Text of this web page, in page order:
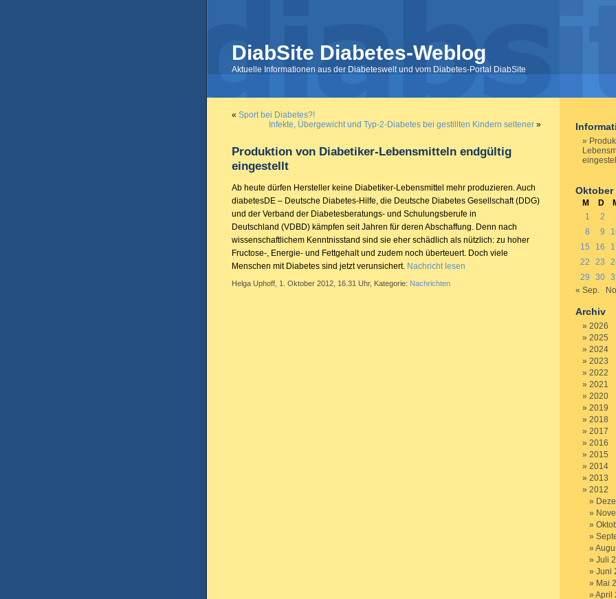
DiabSite Diabetes-Weblog
Aktuelle Informationen aus der Diabeteswelt und vom Diabetes-Portal DiabSite
« Sport bei Diabetes?!
Infekte, Übergewicht und Typ-2-Diabetes bei gestillten Kindern seltener »
Produktion von Diabetiker-Lebensmitteln endgültig
eingestellt
Ab heute dürfen Hersteller keine Diabetiker-Lebensmittel mehr produzieren. Auch
diabetesDE – Deutsche Diabetes-Hilfe, die Deutsche Diabetes Gesellschaft (DDG)
und der Verband der Diabetesberatungs- und Schulungsberufe in
Deutschland (VDBD) kämpfen seit Jahren für deren Abschaffung. Denn nach
wissenschaftlichem Kenntnisstand sind sie eher schädlich als nützlich: zu hoher
Fructose-, Energie- und Fettgehalt und zudem noch überteuert. Doch viele
Menschen mit Diabetes sind jetzt verunsichert. Nachricht lesen
Helga Uphoff, 1. Oktober 2012, 16.31 Uhr, Kategorie: Nachrichten
Oktober
M D
1
2
8
9
15
16
22
23
29
30
« Sep.
Archiv
2026
2025
2024
2023
2022
2021
2020
2019
2018
2017
2016
2015
2014
2013
2012
Juli
Juni
Mai
April